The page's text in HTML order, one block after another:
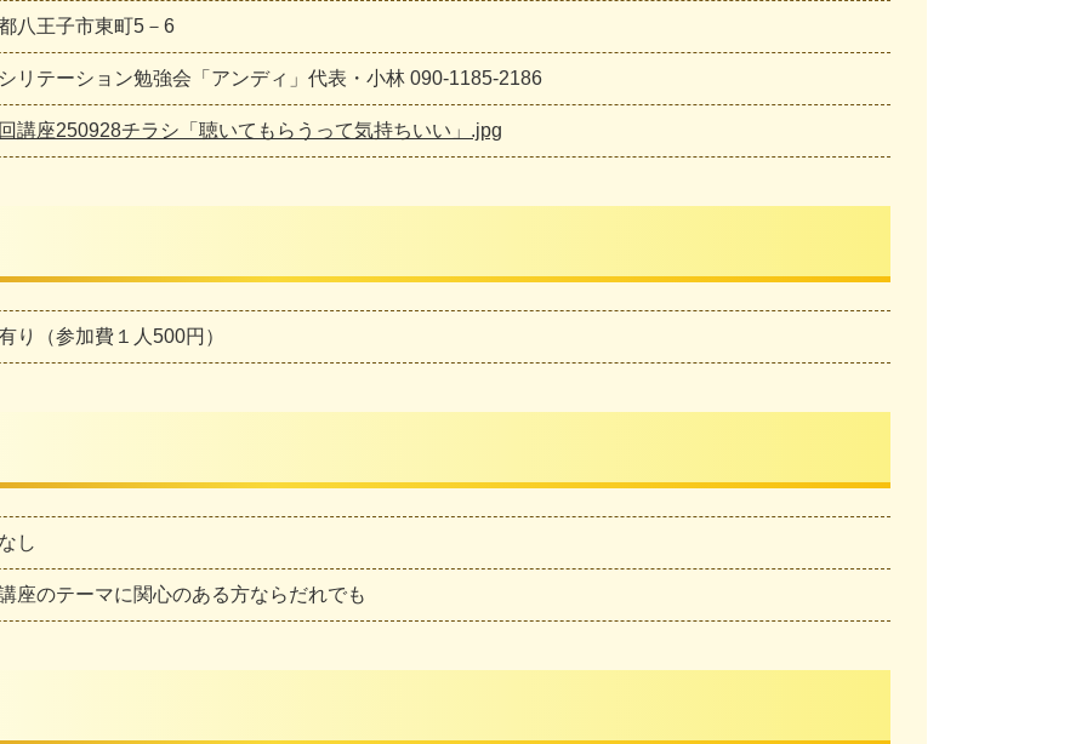
八王子市東町5－6
リテーション勉強会「アンディ」代表・小林 090-1185-2186
講座250928チラシ「聴いてもらうって気持ちいい」.jpg
り（参加費１人500円）
し
座のテーマに関心のある方ならだれでも